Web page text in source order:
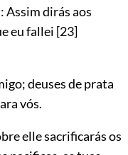
Assim dirás aos
eu fallei [23]
deuses de prata
vós.
elle sacrificarás os